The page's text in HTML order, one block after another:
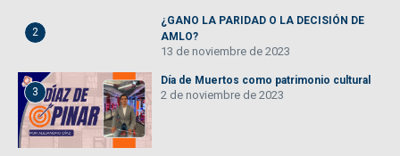
2
¿GANO LA PARIDAD O LA DECISIÓN DE
AMLO?
13 de noviembre de 2023
3
Día de Muertos como patrimonio cultural
2 de noviembre de 2023